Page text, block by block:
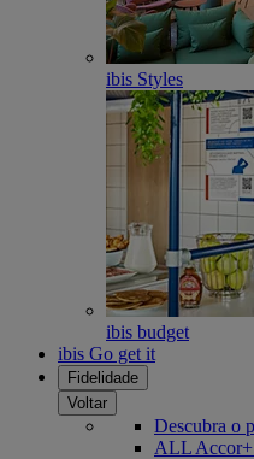
ibis Styles
ibis budget
ibis Go get it
Fidelidade
Voltar
Descubra o
ALL Accor+